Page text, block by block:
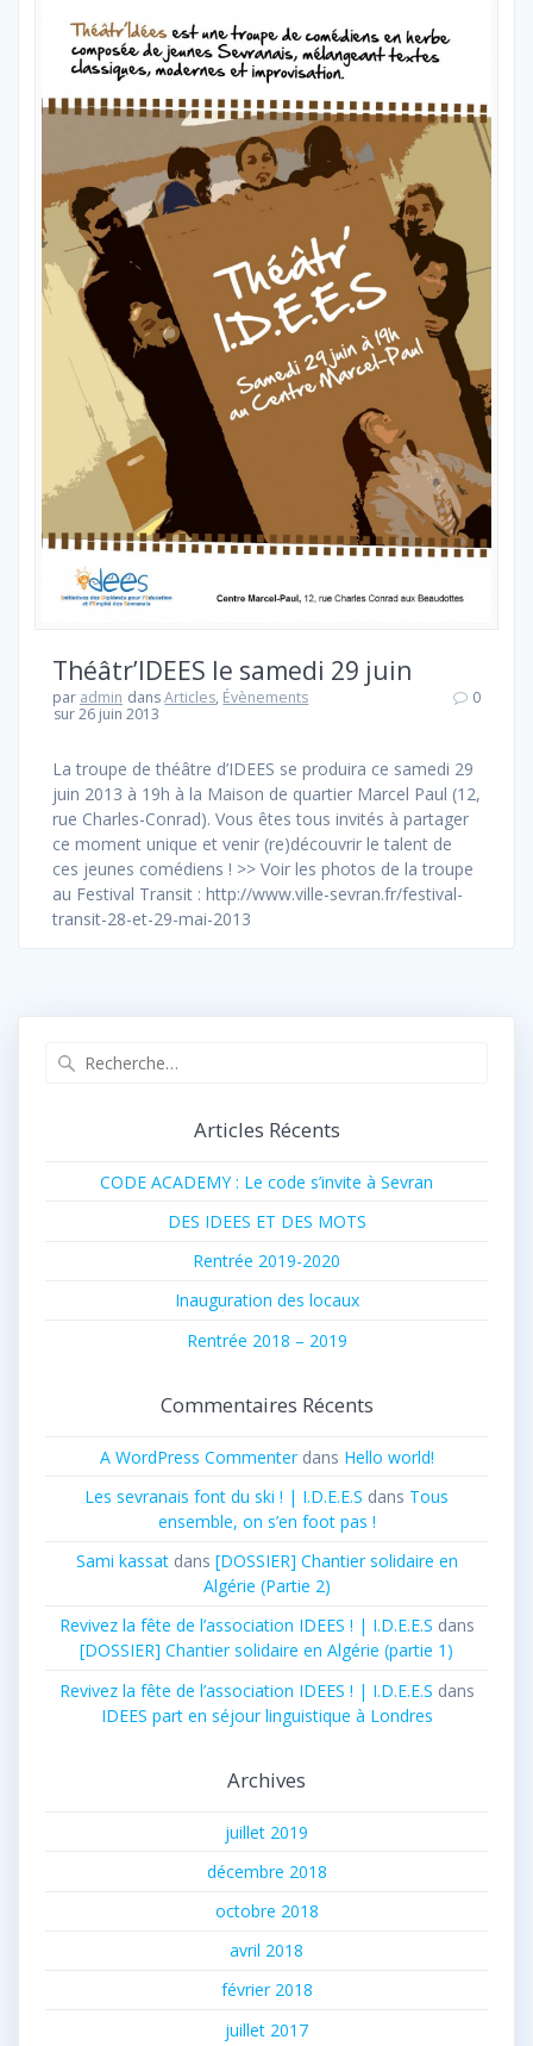
Théâtr’IDEES le samedi 29 juin
par admin dansArticles, Évènements
sur 26 juin 2013
0
La troupe de théâtre d’IDEES se produira ce samedi 29
juin 2013 à 19h à la Maison de quartier Marcel Paul (12,
rue Charles-Conrad). Vous êtes tous invités à partager
ce moment unique et venir (re)découvrir le talent de
ces jeunes comédiens ! >> Voir les photos de la troupe
au Festival Transit : http://www.ville-sevran.fr/festival-
transit-28-et-29-mai-2013
Articles Récents
CODE ACADEMY : Le code s’invite à Sevran
DES IDEES ET DES MOTS
Rentrée 2019-2020
Inauguration des locaux
Rentrée 2018 – 2019
Commentaires Récents
A WordPress Commenterdans Hello world!
Les sevranais font du ski ! | I.D.E.E.S dans Tous
ensemble, on s’en foot pas !
Sami kassatdans [DOSSIER] Chantier solidaire en
Algérie (Partie 2)
Revivez la fête de l’association IDEES ! | I.D.E.E.S dans
[DOSSIER] Chantier solidaire en Algérie (partie 1)
Revivez la fête de l’association IDEES ! | I.D.E.E.S dans
IDEES part en séjour linguistique à Londres
Archives
juillet 2019
décembre 2018
octobre 2018
avril 2018
février 2018
juillet 2017